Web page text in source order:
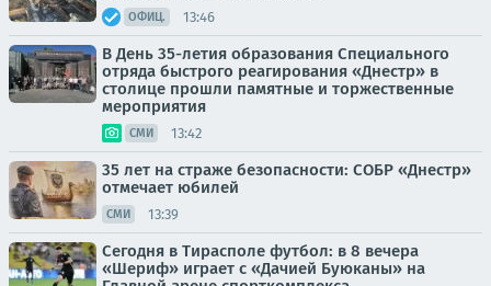
ОФИЦ. 13:46
В День 35-летия образования Специального
отряда быстрого реагирования «Днестр» в
столице прошли памятные и торжественные
мероприятия
СМИ 13:42
35 лет на страже безопасности: СОБР «Днестр»
отмечает юбилей
СМИ 13:39
Сегодня в Тирасполе футбол: в 8 вечера
«Шериф» играет с «Дачией Буюканы» на